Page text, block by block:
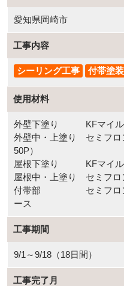
愛知県岡崎市
工事内容
シーリング工事 付帯塗装
使用材料
外壁下塗り KFマイル
外壁中・上塗り セミフロ
50P）
屋根下塗り KFマイル
屋根中・上塗り セミフロ
付帯部 セミフロンス
ース
工事期間
9/1～9/18（18日間）
工事完了月